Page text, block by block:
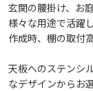
玄関の腰掛け、お
様々な用途で活躍し
作成時、棚の取付
天板へのステンシ
なデザインからお
戻る